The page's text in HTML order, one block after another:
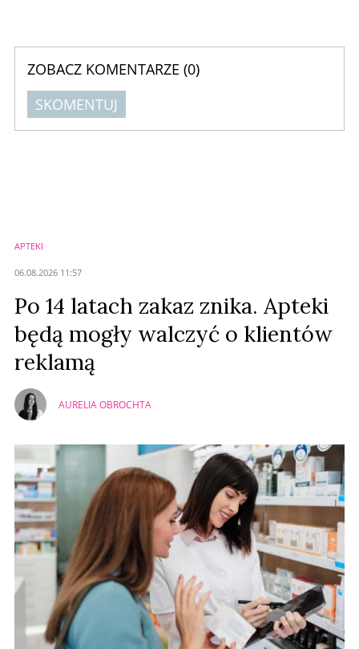
ZOBACZ KOMENTARZE (0)
SKOMENTUJ
APTEKI
06.08.2026 11:57
Po 14 latach zakaz znika. Apteki
będą mogły walczyć o klientów
reklamą
AURELIA OBROCHTA